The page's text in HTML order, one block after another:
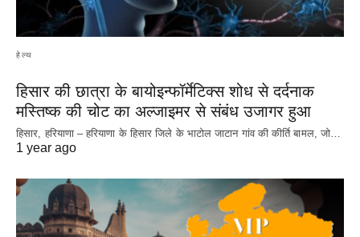
हेल्थ
हिसार की छात्रा के बायोइन्फॉर्मेटिक्स शोध से दर्दनाक
मस्तिष्क की चोट का अल्जाइमर से संबंध उजागर हुआ
हिसार, हरियाणा – हरियाणा के हिसार जिले के भाटोल जाटान गांव की कीर्ति बामल, जो…
1 year ago